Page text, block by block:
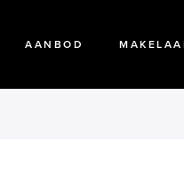
AANBOD